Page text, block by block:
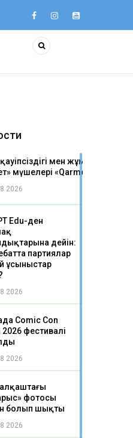
мен жұмысшылар
мүшелері «Qarmet Service»
2026
Edu-ден
дейін:
партиялар
ұсыныстар
2026
Comic Con
2026 фестивалі
2026
фотосы
болып шықты
2026